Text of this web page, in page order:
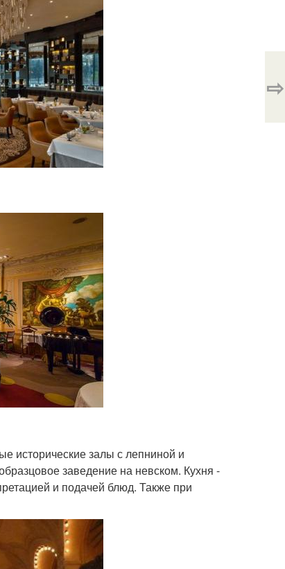
исторические залы с лепниной и
заведение на невском. Кухня -
и подачей блюд. Также при
⇨